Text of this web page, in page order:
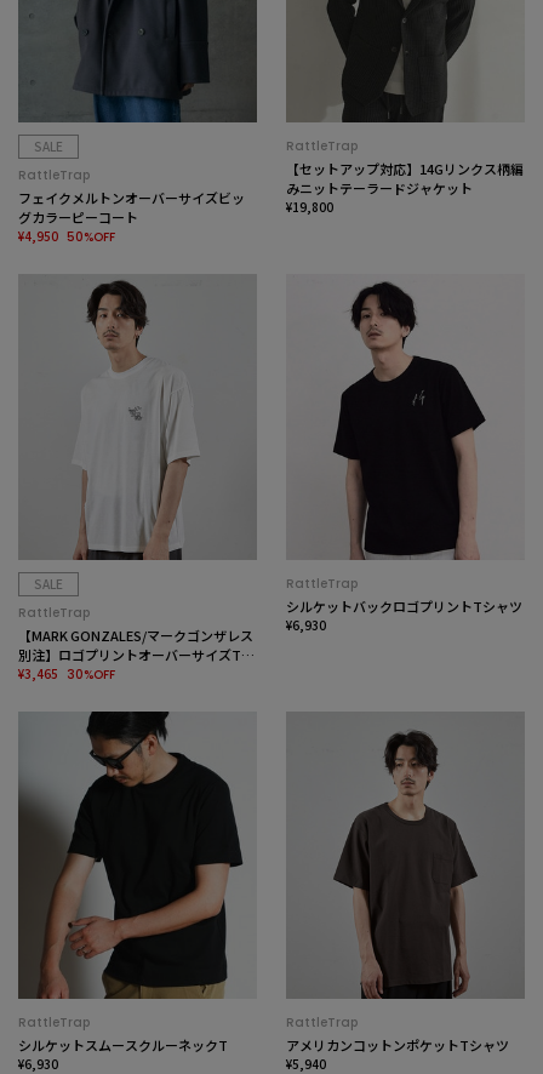
SALE
RattleTrap
フェイクメルトンオーバーサイズビッ
グカラーピーコート
¥4,950 50%OFF
RattleTrap
【セットアップ対応】14Gリンクス柄編
みニットテーラードジャケット
¥19,800
SALE
RattleTrap
【MARK GONZALES/マークゴンザレス
別注】ロゴプリントオーバーサイズTシ
ャツ
¥3,465 30%OFF
RattleTrap
シルケットバックロゴプリントTシャツ
¥6,930
RattleTrap
シルケットスムースクルーネックT
¥6,930
RattleTrap
アメリカンコットンポケットTシャツ
¥5,940